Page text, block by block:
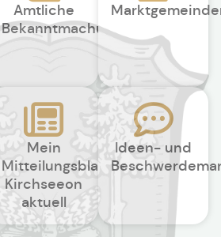
Amtliche
Bekanntmachungen
Mein
Mitteilungsblatt
Kirchseeon
aktuell
Ideen- und